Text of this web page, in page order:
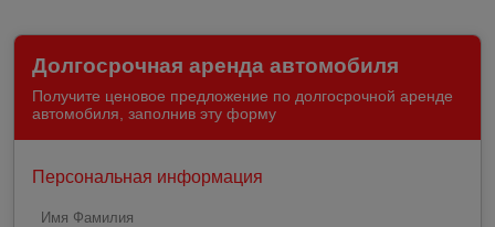
Долгосрочная аренда автомобиля
Получите ценовое предложение по долгосрочной аренде
автомобиля, заполнив эту форму
Персональная информация
Имя Фамилия